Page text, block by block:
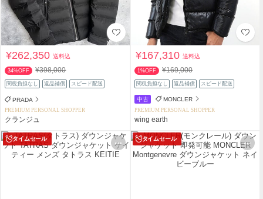
¥262,350送料込
34%OFF ¥398,000
関税負担なし 返品補償 スピード配送
PRADA
PREMIUM PERSONAL SHOPPER
クランジュ
¥167,310送料込
1%OFF ¥169,000
関税負担なし 返品補償 スピード配送
中古 MONCLER
PREMIUM PERSONAL SHOPPER
wing earth
タイムセール タイムセール